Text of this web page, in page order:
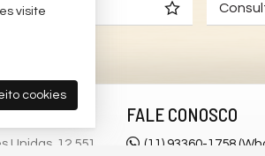
Unidas, 12.551
FALE CONOSCO
(11) 93360-1758
visite
cookies